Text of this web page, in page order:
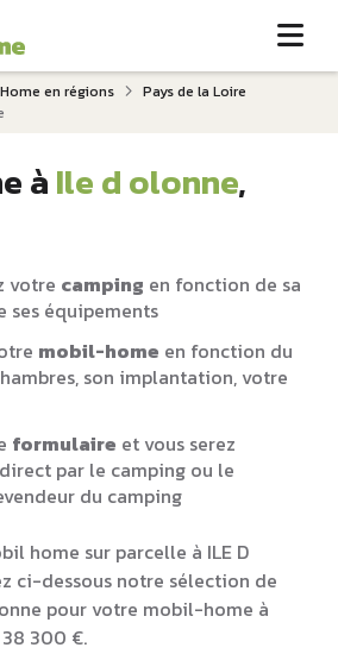
en régions
Pays de la Loire
àIle d olonne,
votre camping en fonction de sa
ses équipements
mobil-home en fonction du
son implantation, votre
formulaire et vous serez
par le camping ou le
du camping
home sur parcelle à ILE D
ci-dessous notre sélection de
pour votre mobil-home à
300 €.